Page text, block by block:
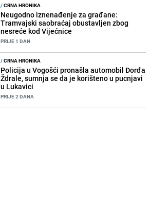
/CRNA HRONIKA
Neugodno iznenađenje za građane:
Tramvajski saobraćaj obustavljen zbog
nesreće kod Vijećnice
PRIJE 1 DAN
/CRNA HRONIKA
Policija u Vogošći pronašla automobil Đorđa
Ždrale, sumnja se da je korišteno u pucnjavi
u Lukavici
PRIJE 2 DANA